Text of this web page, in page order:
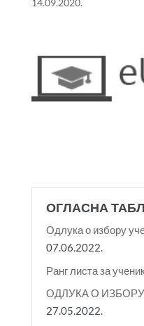
ОГЛАСНА
Одлука о избору
07.06.2022.
Ранг листа за
ОДЛУКА О
27.05.2022.